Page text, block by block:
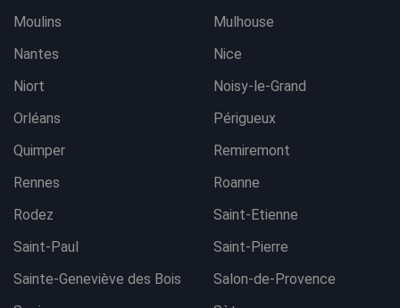
Moulins
Mulhouse
Nantes
Nice
Niort
Noisy-le-Grand
Orléans
Périgueux
Quimper
Remiremont
Rennes
Roanne
Rodez
Saint-Etienne
Saint-Paul
Saint-Pierre
Sainte-Geneviève des Bois
Salon-de-Provence